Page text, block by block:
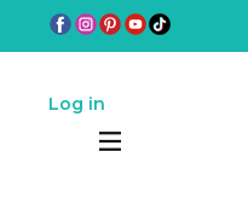
Log in